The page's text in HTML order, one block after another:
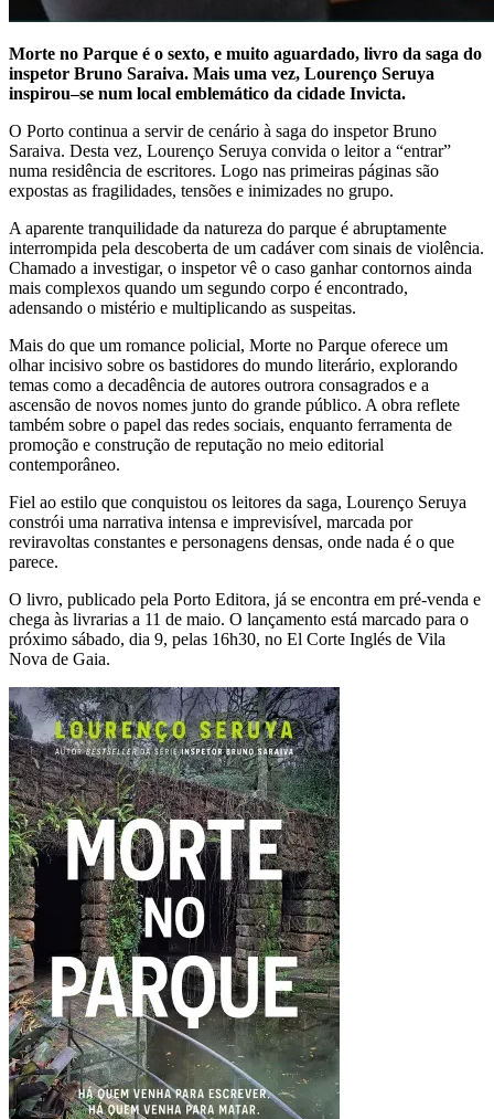
Morte no Parque é o sexto, e muito aguardado, livro da saga do
inspetor Bruno Saraiva. Mais uma vez, Lourenço Seruya
inspirou–se num local emblemático da cidade Invicta.
O Porto continua a servir de cenário à saga do inspetor Bruno
Saraiva. Desta vez, Lourenço Seruya convida o leitor a “entrar”
numa residência de escritores. Logo nas primeiras páginas são
expostas as fragilidades, tensões e inimizades no grupo.
A aparente tranquilidade da natureza do parque é abruptamente
interrompida pela descoberta de um cadáver com sinais de violência.
Chamado a investigar, o inspetor vê o caso ganhar contornos ainda
mais complexos quando um segundo corpo é encontrado,
adensando o mistério e multiplicando as suspeitas.
Mais do que um romance policial, Morte no Parque oferece um
olhar incisivo sobre os bastidores do mundo literário, explorando
temas como a decadência de autores outrora consagrados e a
ascensão de novos nomes junto do grande público. A obra reflete
também sobre o papel das redes sociais, enquanto ferramenta de
promoção e construção de reputação no meio editorial
contemporâneo.
Fiel ao estilo que conquistou os leitores da saga, Lourenço Seruya
constrói uma narrativa intensa e imprevisível, marcada por
reviravoltas constantes e personagens densas, onde nada é o que
parece.
O livro, publicado pela Porto Editora, já se encontra em pré-venda e
chega às livrarias a 11 de maio. O lançamento está marcado para o
próximo sábado, dia 9, pelas 16h30, no El Corte Inglés de Vila
Nova de Gaia.